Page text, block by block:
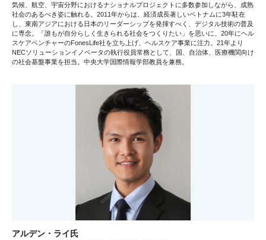
気候、航空、宇宙分野におけるナショナルプロジェクトに多数参加しながら、成熟
社会のあるべき姿に触れる。2011年からは、経済成長著しいベトナムに3年駐在
し、東南アジアにおける日本のリーダーシップを発揮すべく、デジタル技術の普及
に専念。「誰もが自分らしく生きられる社会をつくりたい」を思いに、20年にヘル
スケアベンチャーのFonesLife社を立ち上げ、ヘルスケア事業に注力。21年より
NECソリューションイノベータの執行役員常務として、国、自治体、医療機関向け
の社会基盤事業を担当。中央大学国際情報学部教員を兼務。
アルデン・ライ氏